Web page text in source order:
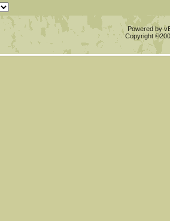
Powered by
Copyright